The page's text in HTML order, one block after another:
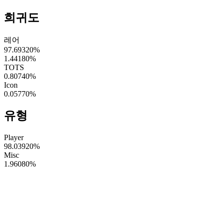
희귀도
레어
97.69320%
1.44180%
TOTS
0.80740%
Icon
0.05770%
유형
Player
98.03920%
Misc
1.96080%